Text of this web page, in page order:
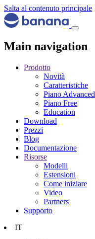
Salta al contenuto principale
Main navigation
Prodotto
Novità
Caratteristiche
Piano Advanced
Piano Free
Education
Download
Prezzi
Blog
Documentazione
Risorse
Modelli
Estensioni
Come iniziare
Video
Partners
Supporto
IT